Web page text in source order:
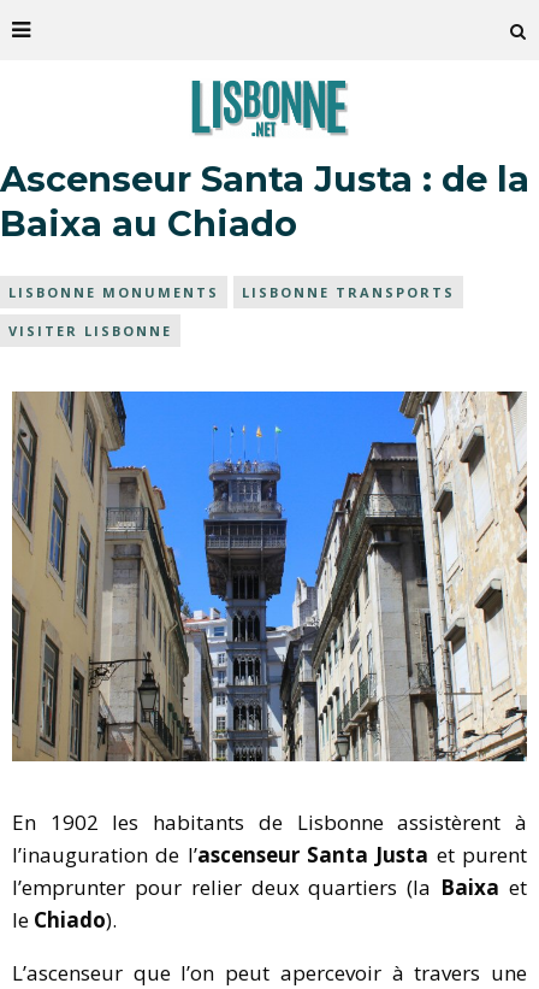
Ascenseur Santa Justa : de la
Baixa au Chiado
LISBONNE MONUMENTS LISBONNE TRANSPORTS
VISITER LISBONNE
En 1902 les habitants de Lisbonne assistèrent à
l’inauguration de l’ascenseur Santa Justa et purent
l’emprunter pour relier deux quartiers (la Baixa et
le Chiado).
L’ascenseur que l’on peut apercevoir à travers une